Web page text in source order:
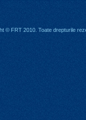
© FRT 2010. Toate drepturile